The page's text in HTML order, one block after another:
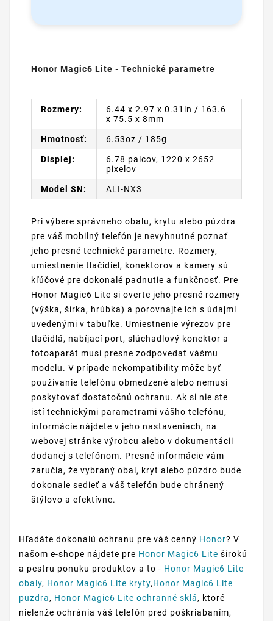
Honor Magic6 Lite - Technické parametre
Rozmery:
6.44 x 2.97 x 0.31in / 163.6
x 75.5 x 8mm
Hmotnosť: 6.53oz / 185g
Displej:
6.78 palcov, 1220 x 2652
pixelov
Model SN: ALI-NX3
Pri výbere správneho obalu, krytu alebo púzdra
pre váš mobilný telefón je nevyhnutné poznať
jeho presné technické parametre. Rozmery,
umiestnenie tlačidiel, konektorov a kamery sú
kľúčové pre dokonalé padnutie a funkčnosť. Pre
Honor Magic6 Lite si overte jeho presné rozmery
(výška, šírka, hrúbka) a porovnajte ich s údajmi
uvedenými v tabuľke. Umiestnenie výrezov pre
tlačidlá, nabíjací port, slúchadlový konektor a
fotoaparát musí presne zodpovedať vášmu
modelu. V prípade nekompatibility môže byť
používanie telefónu obmedzené alebo nemusí
poskytovať dostatočnú ochranu. Ak si nie ste
istí technickými parametrami vášho telefónu,
informácie nájdete v jeho nastaveniach, na
webovej stránke výrobcu alebo v dokumentácii
dodanej s telefónom. Presné informácie vám
zaručia, že vybraný obal, kryt alebo púzdro bude
dokonale sedieť a váš telefón bude chránený
štýlovo a efektívne.
Hľadáte dokonalú ochranu pre váš cenný Honor? V
našom e-shope nájdete pre Honor Magic6 Lite širokú
a pestru ponuku produktov a to - Honor Magic6 Lite
obaly, Honor Magic6 Lite kryty,Honor Magic6 Lite
puzdra, Honor Magic6 Lite ochranné sklá, ktoré
nielenže ochránia váš telefón pred poškriabaním,